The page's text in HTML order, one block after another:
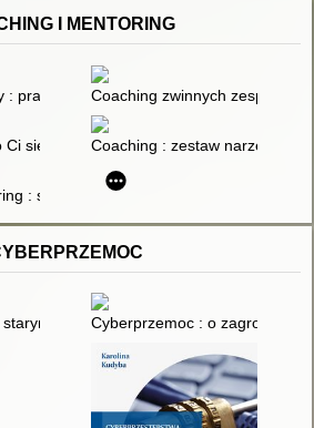
I MENTORING
: praktyczny przewodnik dla liderów,
Coaching zwinnych zespołów
Ci się opłaca : jak Biblia może pomóc w
Coaching : zestaw narzędzi
: strategie, taktyki, techniki
zjawisku agresji w nowoczesnej
Cyberprzemoc : o